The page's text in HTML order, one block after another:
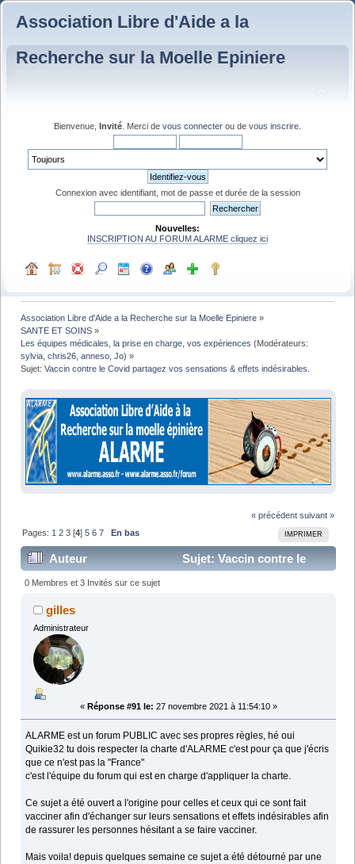
Association Libre d'Aide a la
Recherche sur la Moelle Epiniere
Bienvenue, Invité . Merci de vous connecter ou de vous inscrire
Connexion avec identifiant, mot de passe et durée de la session
Nouvelles:
INSCRIPTION AU FORUM ALARME cliquez ici
Association Libre d'Aide a la Recherche sur la Moelle Epiniere »
SANTE ET SOINS »
Les équipes médicales, la prise en charge, vos expériences (Modérateurs:
sylvia ,chris26 ,anneso ,Jo) »
Sujet:Vaccin contre le Covid partagez vos sensations & effets indésirables.
« précédent suivant »
IMPRIMER
Pages: 1 2 3 [4]5 6 7 En bas
Auteur
Sujet: Vaccin contre le
Covid partagez vos sensations & effets indésirables.
(Lu 149026 fois)
0 Membres et 3 Invités sur ce sujet
gilles
Administrateur
« Réponse #91 le: 27 novembre 2021 à 11:54:10 »
ALARME est un forum PUBLIC avec ses propres règles, hé oui
Quikie32 tu dois respecter la charte d'ALARME c'est pour ça que j'écris
que ce n'est pas la "France"
c'est l'équipe du forum qui est en charge d'appliquer la charte.
Ce sujet a été ouvert a l'origine pour celles et ceux qui ce sont fait
vacciner afin d'échanger sur leurs sensations et effets indésirables afin
de rassurer les personnes hésitant a se faire vacciner.
Mais voila! depuis quelques semaine ce sujet a été détourné par une